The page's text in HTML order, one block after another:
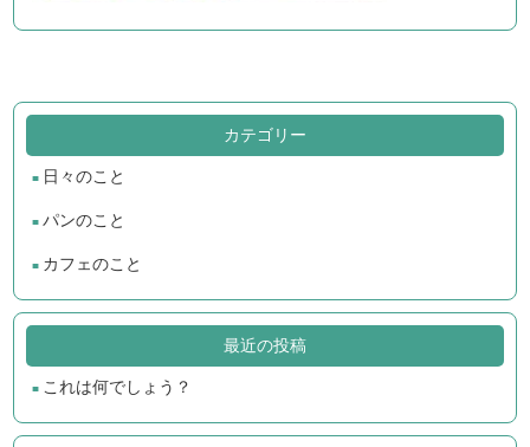
カテゴリー
日々のこと
パンのこと
カフェのこと
最近の投稿
これは何でしょう？